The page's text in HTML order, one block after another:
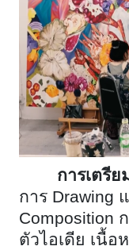
การเตรี
การ Drawing
Composition
ตัวไอเดีย เนื้อ